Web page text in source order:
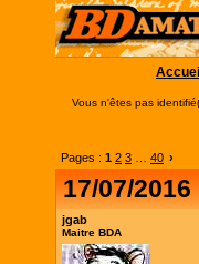
Vous n'êtes pas
Pages : 1 2 3 40 ›
17/07/
jgab
Maitre BDA